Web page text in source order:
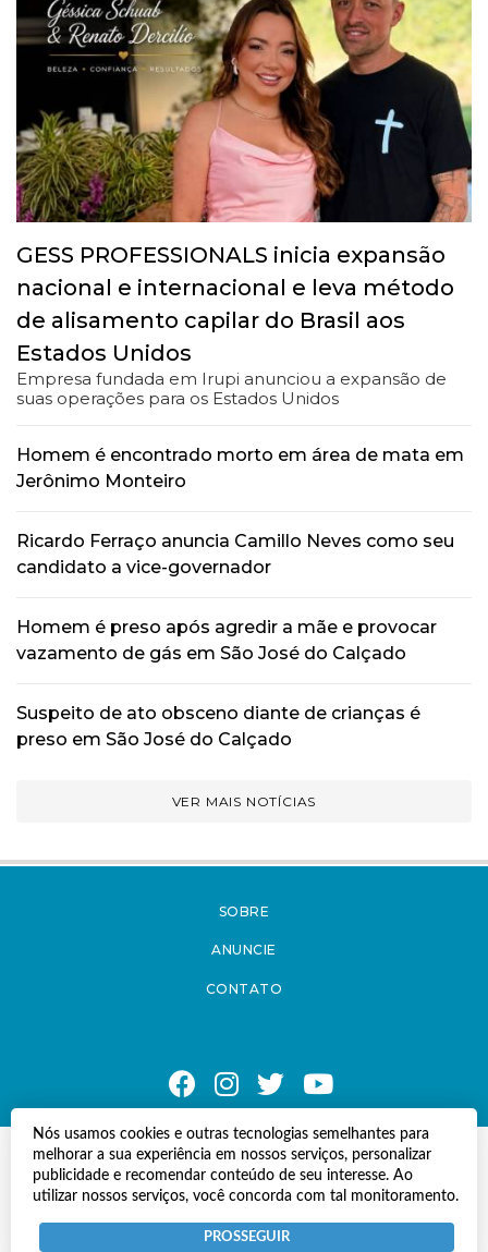
Nós usamos cookies e outras tecnologias semelhantes para
melhorar a sua experiência em nossos serviços, personalizar
publicidade e recomendar conteúdo de seu interesse. Ao
utilizar nossos serviços, você concorda com tal monitoramento.
PROSSEGUIR
GESS PROFESSIONALS inicia expansão
nacional e internacional e leva método
de alisamento capilar do Brasil aos
Estados Unidos
Empresa fundada em Irupi anunciou a expansão de
suas operações para os Estados Unidos
Homem é encontrado morto em área de mata em
Jerônimo Monteiro
Ricardo Ferraço anuncia Camillo Neves como seu
candidato a vice-governador
Homem é preso após agredir a mãe e provocar
vazamento de gás em São José do Calçado
Suspeito de ato obsceno diante de crianças é
preso em São José do Calçado
VER MAIS NOTÍCIAS
SOBRE
ANUNCIE
CONTATO
© Copyright 2021 A Notícia do Caparaó.
Todos os direitos reservados.
Desenvolvido por
Termos e Políticas de Uso